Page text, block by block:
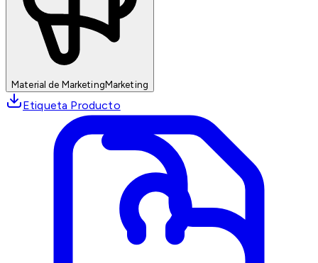
Material de MarketingMarketing
Etiqueta Producto